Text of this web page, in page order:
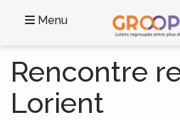
Menu
Rencontre
Lorient